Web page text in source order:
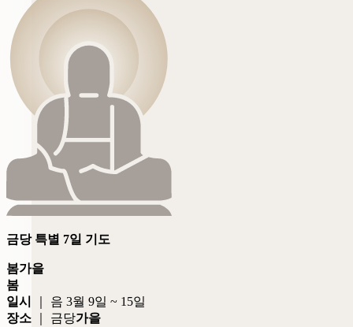
금당 특별 7일 기도
봄가을
봄
일시
｜ 음 3월 9일 ~ 15일
장소 ｜ 금당가을